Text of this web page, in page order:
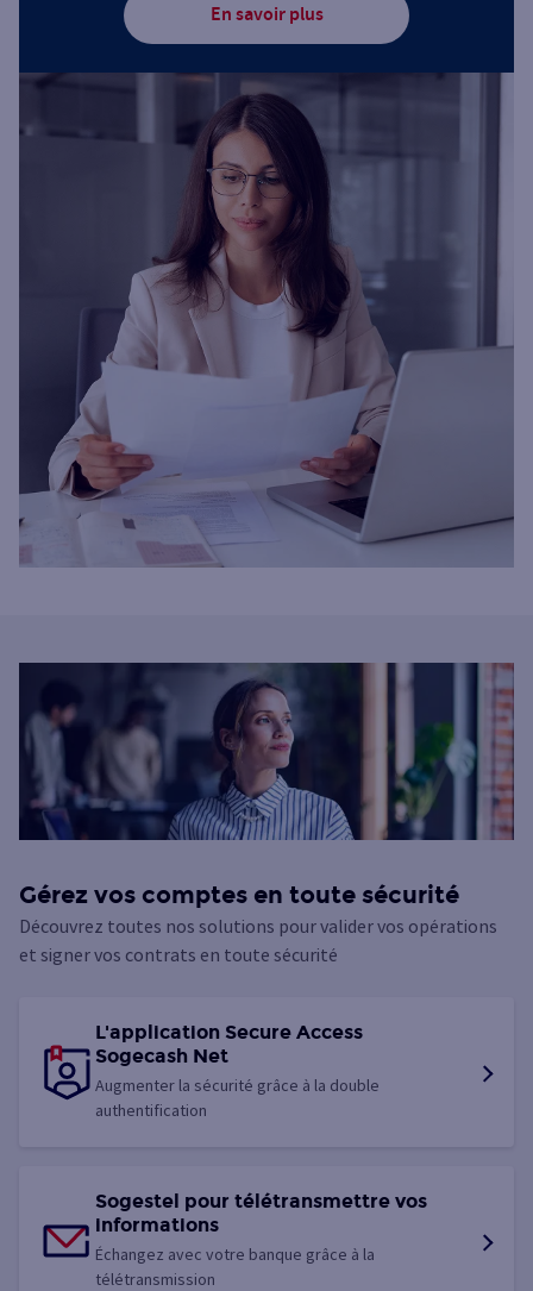
En savoir plus
Gérez vos comptes en toute sécurité
Découvrez toutes nos solutions pour valider vos opérations
et signer vos contrats en toute sécurité
L'application Secure Access
Sogecash Net
Augmenter la sécurité grâce à la double
authentification
Sogestel pour télétransmettre vos
informations
Échangez avec votre banque grâce à la
télétransmission